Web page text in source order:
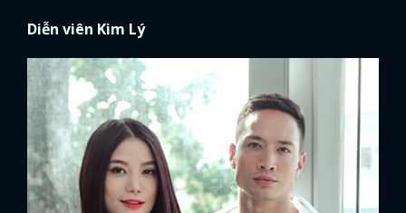
Diễn viên Kim Lý